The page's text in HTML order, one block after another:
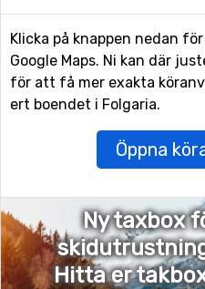
Klicka på knappen nedan
Google Maps. Ni kan där
för att få mer exakta
ert boendet i Folgaria.
Öppna
Ny taxbox
Hitta er